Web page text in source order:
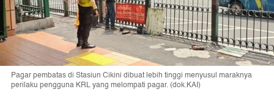
Pagar pembatas di Stasiun Cikini dibuat lebih tinggi menyusul maraknya
perilaku pengguna KRL yang melompati pagar. (dok.KAI)